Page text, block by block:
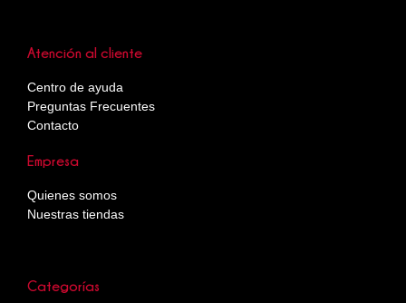
Categorías
Atención al cliente
Centro de ayuda
Preguntas Frecuentes
Contacto
Empresa
Quienes somos
Nuestras tiendas